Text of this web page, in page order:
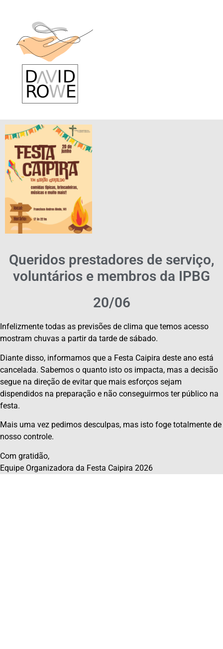
Queridos prestadores de serviço,
voluntários e membros da IPBG
20/06
Infelizmente todas as previsões de clima que temos acesso
mostram chuvas a partir da tarde de sábado.
Diante disso, informamos que a Festa Caipira deste ano está
cancelada. Sabemos o quanto isto os impacta, mas a decisão
segue na direção de evitar que mais esforços sejam
dispendidos na preparação e não conseguirmos ter público na
festa.
Mais uma vez pedimos desculpas, mas isto foge totalmente de
nosso controle.
Com gratidão,
Equipe Organizadora da Festa Caipira 2026